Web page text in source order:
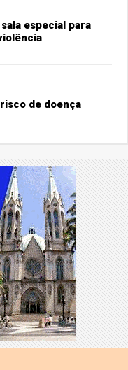
especial para
de doença